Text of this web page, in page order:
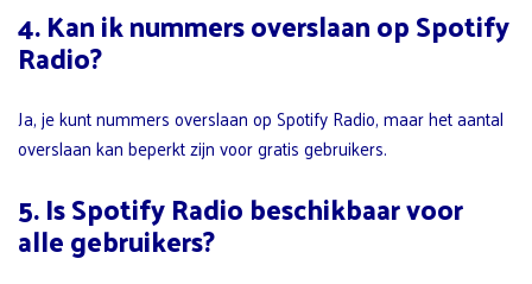
4. Kan ik nummers overslaan op Spotify
Radio?
Ja, je kunt nummers overslaan op Spotify Radio, maar het aantal
overslaan kan beperkt zijn voor gratis gebruikers.
5. Is Spotify Radio beschikbaar voor
alle gebruikers?